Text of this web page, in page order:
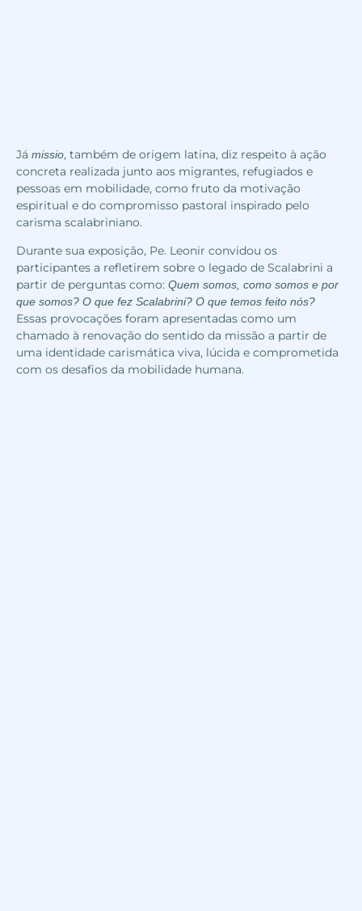
Já missio, também de origem latina, diz respeito à ação
concreta realizada junto aos migrantes, refugiados e
pessoas em mobilidade, como fruto da motivação
espiritual e do compromisso pastoral inspirado pelo
carisma scalabriniano.
Durante sua exposição, Pe. Leonir convidou os
participantes a refletirem sobre o legado de Scalabrini a
partir de perguntas como: Quem somos, como somos e por
que somos? O que fez Scalabrini? O que temos feito nós?
Essas provocações foram apresentadas como um
chamado à renovação do sentido da missão a partir de
uma identidade carismática viva, lúcida e comprometida
com os desafios da mobilidade humana.